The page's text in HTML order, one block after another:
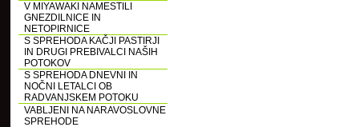
V MIYAWAKI NAMESTILI
GNEZDILNICE IN
NETOPIRNICE
S SPREHODA KAČJI PASTIRJI
IN DRUGI PREBIVALCI NAŠIH
POTOKOV
S SPREHODA DNEVNI IN
NOČNI LETALCI OB
RADVANJSKEM POTOKU
VABLJENI NA NARAVOSLOVNE
SPREHODE